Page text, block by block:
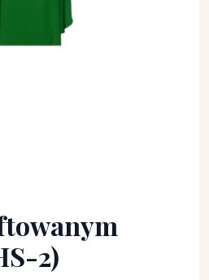
(IHS-2) - Ornaty haftowane -
2)